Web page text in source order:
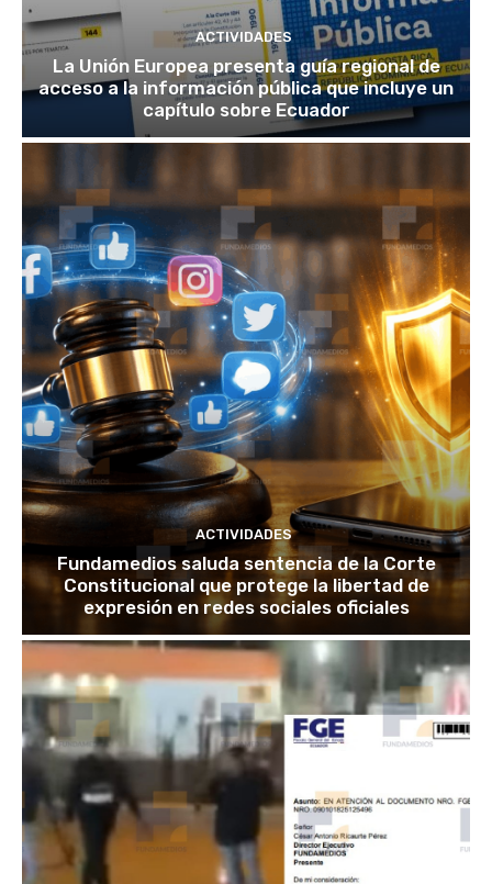
ACTIVIDADES
La Unión Europea presenta guía regional de
acceso a la información pública que incluye un
capítulo sobre Ecuador
ACTIVIDADES
Fundamedios saluda sentencia de la Corte
Constitucional que protege la libertad de
expresión en redes sociales oficiales